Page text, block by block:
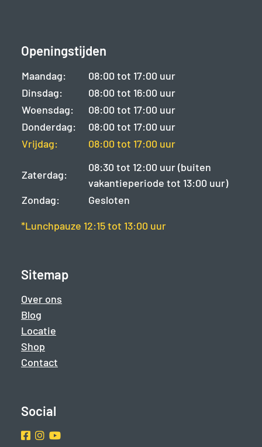
Openingstijden
Maandag:
08:00 tot 17:00 uur
Dinsdag:
08:00 tot 16:00 uur
Woensdag:
08:00 tot 17:00 uur
Donderdag:
08:00 tot 17:00 uur
Vrijdag:
08:00 tot 17:00 uur
Zaterdag:
08:30 tot 12:00 uur (buiten
vakantieperiode tot 13:00 uur)
Zondag:
Gesloten
*Lunchpauze 12:15 tot 13:00 uur
Sitemap
Over ons
Blog
Locatie
Shop
Contact
Social
Facebook
Instragram
Youtube